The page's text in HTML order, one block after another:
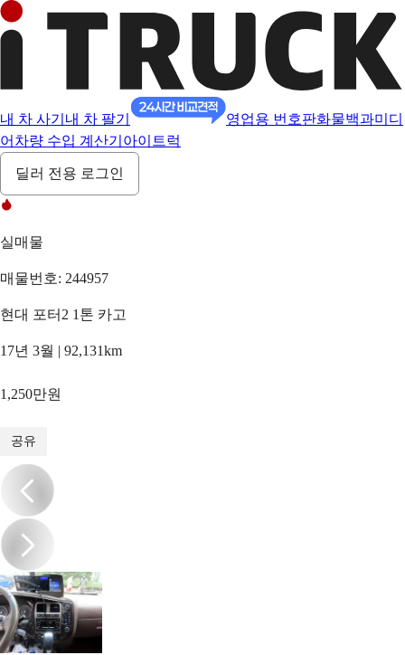
내 차 사기 내 차 팔기 영업용 번호판화물백과미디
어 차량 수입 계산기 아이트럭
딜러 전용 로그인
실매물
매물번호: 244957
현대 포터2 1톤 카고
17년 3월 | 92,131km
1,250만원
공유
/20